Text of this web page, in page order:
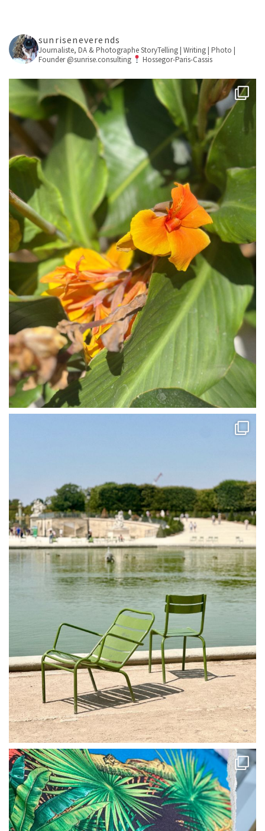
sunriseneverends
Journaliste, DA & PhotographeStoryTelling | Writing | Photo |
Founder @sunrise.consulting
Hossegor-Paris-Cassis